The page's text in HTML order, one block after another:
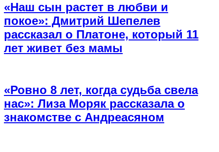
«Наш сын растет в любви и
покое»: Дмитрий Шепелев
рассказал о Платоне, который 11
лет живет без мамы
«Ровно 8 лет, когда судьба свела
нас»: Лиза Моряк рассказала о
знакомстве с Андреасяном